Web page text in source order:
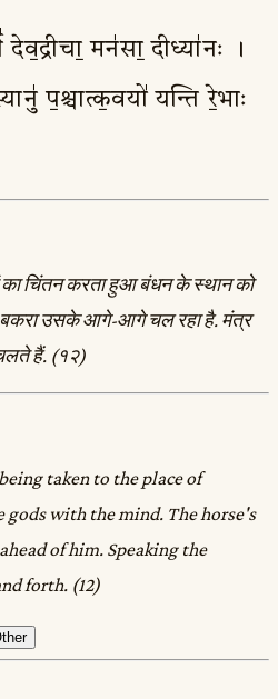
देव॒द्रीचा॒ मन॑सा॒ दीध्या॑नः ।
प॒श्चात्क॒वयो॑ यन्ति रे॒भाः
का चिंतन करता हुआ बंधन के स्थान को
बकरा उसके आगे-आगे चल रहा है. मंत्र
हैं. (१२)
taken to the place of
with the mind. The horse's
of him. Speaking the
forth. (12)